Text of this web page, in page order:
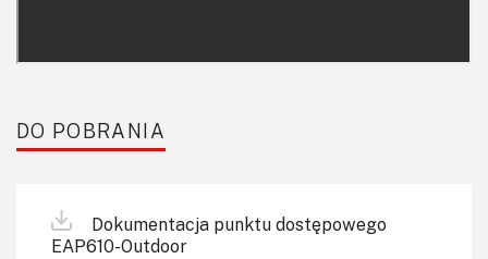
DO POBRANIA
Dokumentacja punktu dostępowego
EAP610-Outdoor